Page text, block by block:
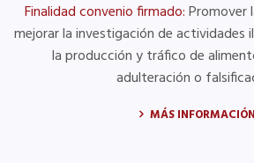
Finalidad convenio firmado:Promover
mejorar la investigación de actividades
la producción y tráfico de
adulteración o
MÁS INFORMACIÓN